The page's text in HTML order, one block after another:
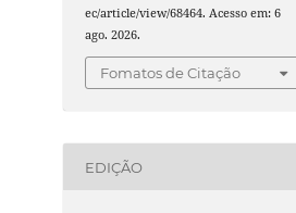
ec/article/view/68464. Acesso em: 6
ago. 2026.
Fomatos de Citação
EDIÇÃO